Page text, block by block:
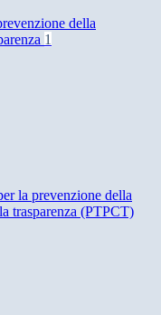
della
1
la prevenzione della
trasparenza (PTPCT)